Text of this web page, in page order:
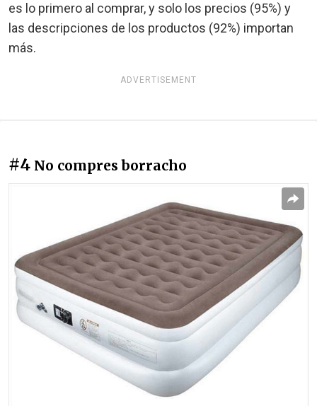
es lo primero al comprar, y solo los precios (95%) y
las descripciones de los productos (92%) importan
más.
ADVERTISEMENT
#4 No compres borracho